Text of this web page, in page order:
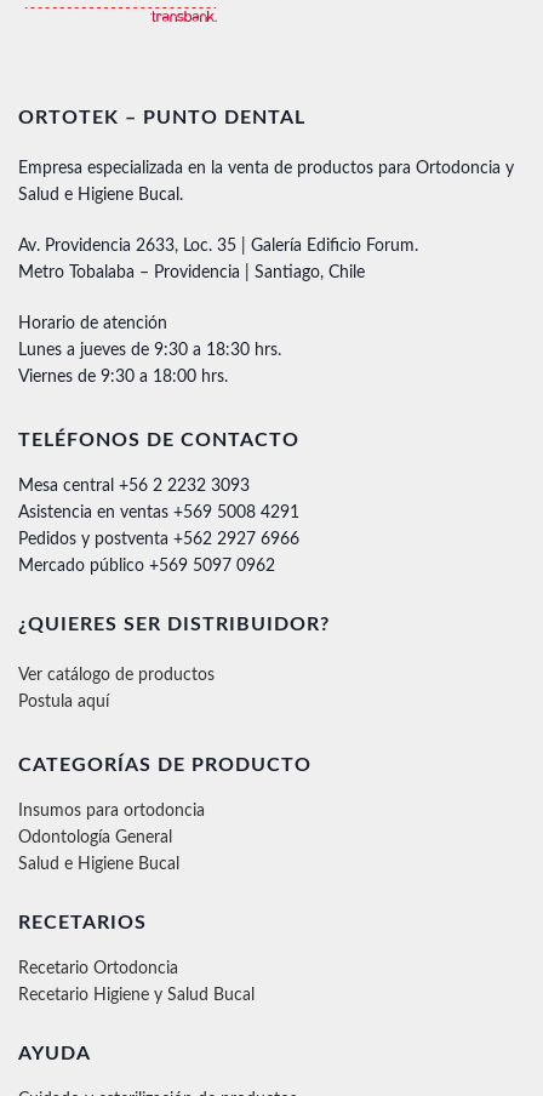
ORTOTEK – PUNTO DENTAL
Empresa especializada en la venta de productos para Ortodoncia y
Salud e Higiene Bucal.
Av. Providencia 2633, Loc. 35 | Galería Edificio Forum.
Metro Tobalaba – Providencia | Santiago, Chile
Horario de atención
Lunes a jueves de 9:30 a 18:30 hrs.
Viernes de 9:30 a 18:00 hrs.
TELÉFONOS DE CONTACTO
Mesa central +56 2 2232 3093
Asistencia en ventas +569 5008 4291
Pedidos y postventa +562 2927 6966
Mercado público +569 5097 0962
¿QUIERES SER DISTRIBUIDOR?
Ver catálogo de productos
Postula aquí
CATEGORÍAS DE PRODUCTO
Insumos para ortodoncia
Odontología General
Salud e Higiene Bucal
RECETARIOS
Recetario Ortodoncia
Recetario Higiene y Salud Bucal
AYUDA